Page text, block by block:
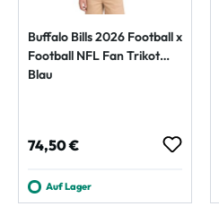
Buffalo Bills 2026 Football x
Football NFL Fan Trikot
Blau
Regulärer Preis:
74,50 €
Auf Lager